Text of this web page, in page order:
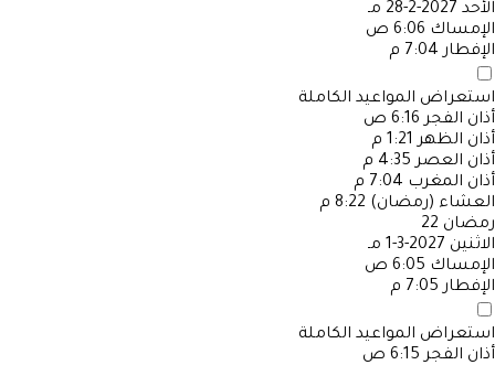
الأحد 2027-2-28 مـ
الإمساك 6:06 ص
الإفطار 7:04 م
استعراض المواعيد الكاملة
أذان الفجر 6:16 ص
أذان الظهر 1:21 م
أذان العصر 4:35 م
أذان المغرب 7:04 م
العشاء (رمضان) 8:22 م
رمضان 22
الاثنين 2027-3-1 مـ
الإمساك 6:05 ص
الإفطار 7:05 م
استعراض المواعيد الكاملة
أذان الفجر 6:15 ص